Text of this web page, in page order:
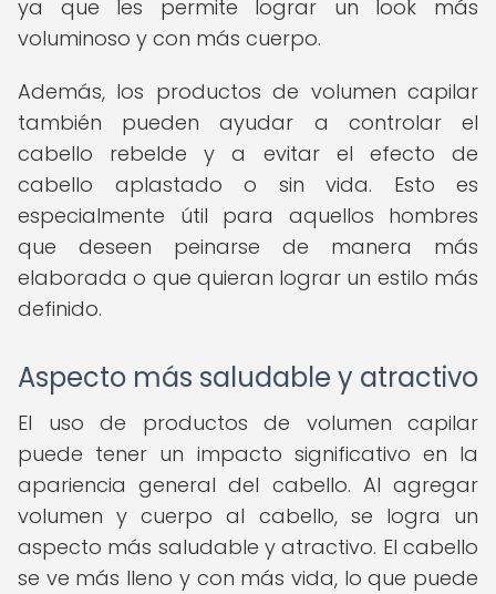
ya que les permite lograr un look más
voluminoso y con más cuerpo.
Además, los productos de volumen capilar
también pueden ayudar a controlar el
cabello rebelde y a evitar el efecto de
cabello aplastado o sin vida. Esto es
especialmente útil para aquellos hombres
que deseen peinarse de manera más
elaborada o que quieran lograr un estilo más
definido.
Aspecto más saludable y atractivo
El uso de productos de volumen capilar
puede tener un impacto significativo en la
apariencia general del cabello. Al agregar
volumen y cuerpo al cabello, se logra un
aspecto más saludable y atractivo. El cabello
se ve más lleno y con más vida, lo que puede